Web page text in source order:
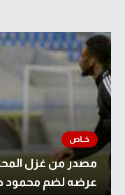
مصدر من غزل
عرضه لضم محمود